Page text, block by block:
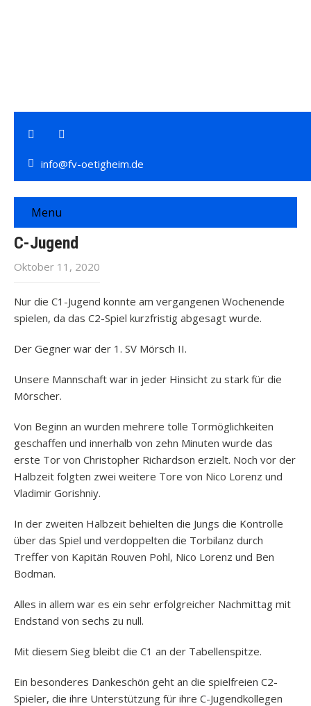
info@fv-oetigheim.de
Menu
C-Jugend
Oktober 11, 2020
Nur die C1-Jugend konnte am vergangenen Wochenende
spielen, da das C2-Spiel kurzfristig abgesagt wurde.
Der Gegner war der 1. SV Mörsch II.
Unsere Mannschaft war in jeder Hinsicht zu stark für die
Mörscher.
Von Beginn an wurden mehrere tolle Tormöglichkeiten
geschaffen und innerhalb von zehn Minuten wurde das
erste Tor von Christopher Richardson erzielt. Noch vor der
Halbzeit folgten zwei weitere Tore von Nico Lorenz und
Vladimir Gorishniy.
In der zweiten Halbzeit behielten die Jungs die Kontrolle
über das Spiel und verdoppelten die Torbilanz durch
Treffer von Kapitän Rouven Pohl, Nico Lorenz und Ben
Bodman.
Alles in allem war es ein sehr erfolgreicher Nachmittag mit
Endstand von sechs zu null.
Mit diesem Sieg bleibt die C1 an der Tabellenspitze.
Ein besonderes Dankeschön geht an die spielfreien C2-
Spieler, die ihre Unterstützung für ihre C-Jugendkollegen